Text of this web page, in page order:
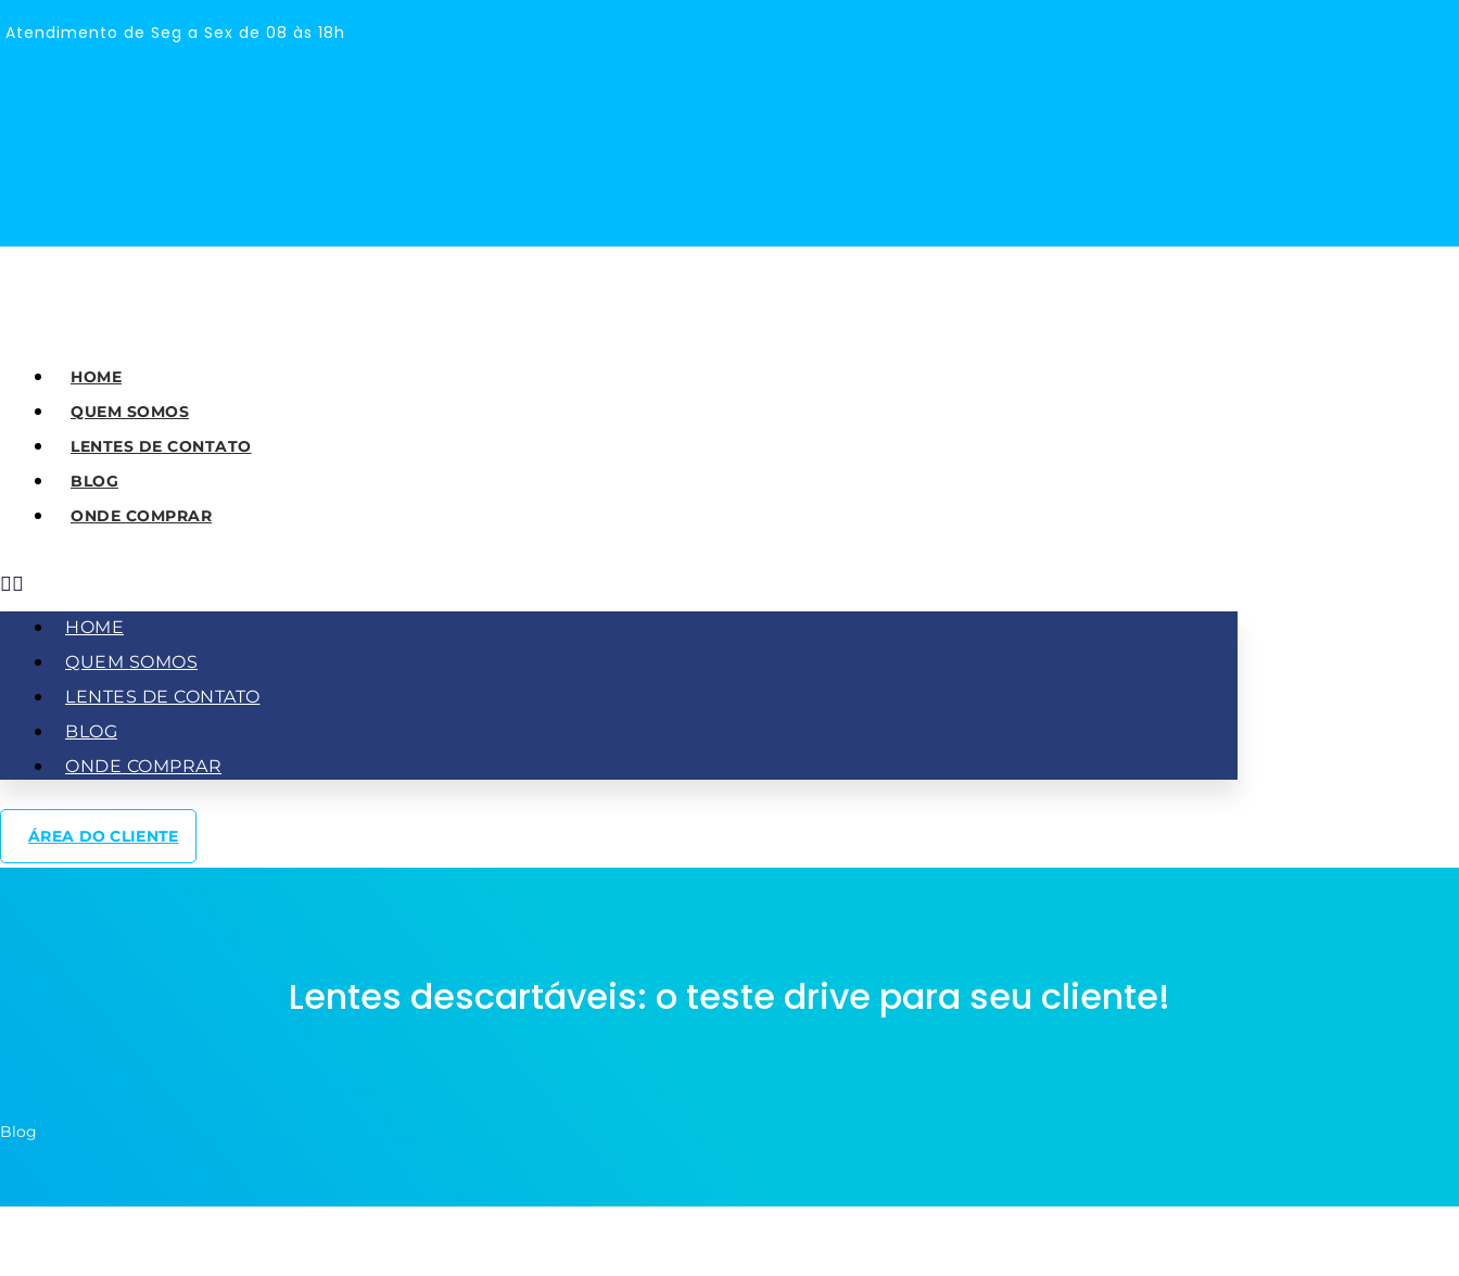
Atendimento de Seg a Sex de 08 às 18h
HOME
QUEM SOMOS
LENTES DE CONTATO
BLOG
ONDE COMPRAR
HOME
QUEM SOMOS
LENTES DE CONTATO
BLOG
ONDE COMPRAR
ÁREA DO CLIENTE
Lentes descartáveis: o teste drive para seu cliente!
Blog